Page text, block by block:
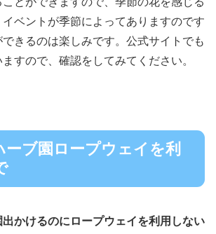
ベントが季節によってありますのです
きるのは楽しみです。公式サイトでも
すので、確認をしてみてください。
ーブ園ロープウェイを利
かけるのにロープウェイを利用しない